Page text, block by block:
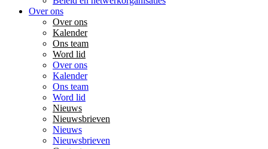
Over ons
Over ons
Kalender
Ons team
Word lid
Over ons
Kalender
Ons team
Word lid
Nieuws
Nieuwsbrieven
Nieuws
Nieuwsbrieven